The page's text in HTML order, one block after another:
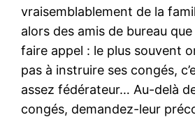
vraisemblablement de la
alors des amis de bureau
faire appel : le plus souvent
pas à instruire ses congés,
assez fédérateur… Au-delà
congés, demandez-leur